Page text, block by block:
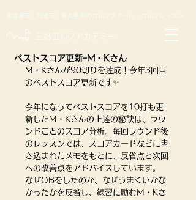
​三好ゴルフアカデミー
ベストスコア更新ｰM・Kさん
M・Kさんが90切りを達成！今年3回目
のベストスコア更新です✨
今年になってベストスコアを10打も更
新したM・Kさんの上達の秘訣は、ラウ
ンドごとのスコア分析。毎回ラウンド後
のレッスンでは、スコアカードなどに書
き込まれたメモをもとに、反省点と次回
への改善点をアドバイスしています。
なぜOBをしたのか、なぜうまくいかな
かったかを反省し、練習に励むM・Kさ